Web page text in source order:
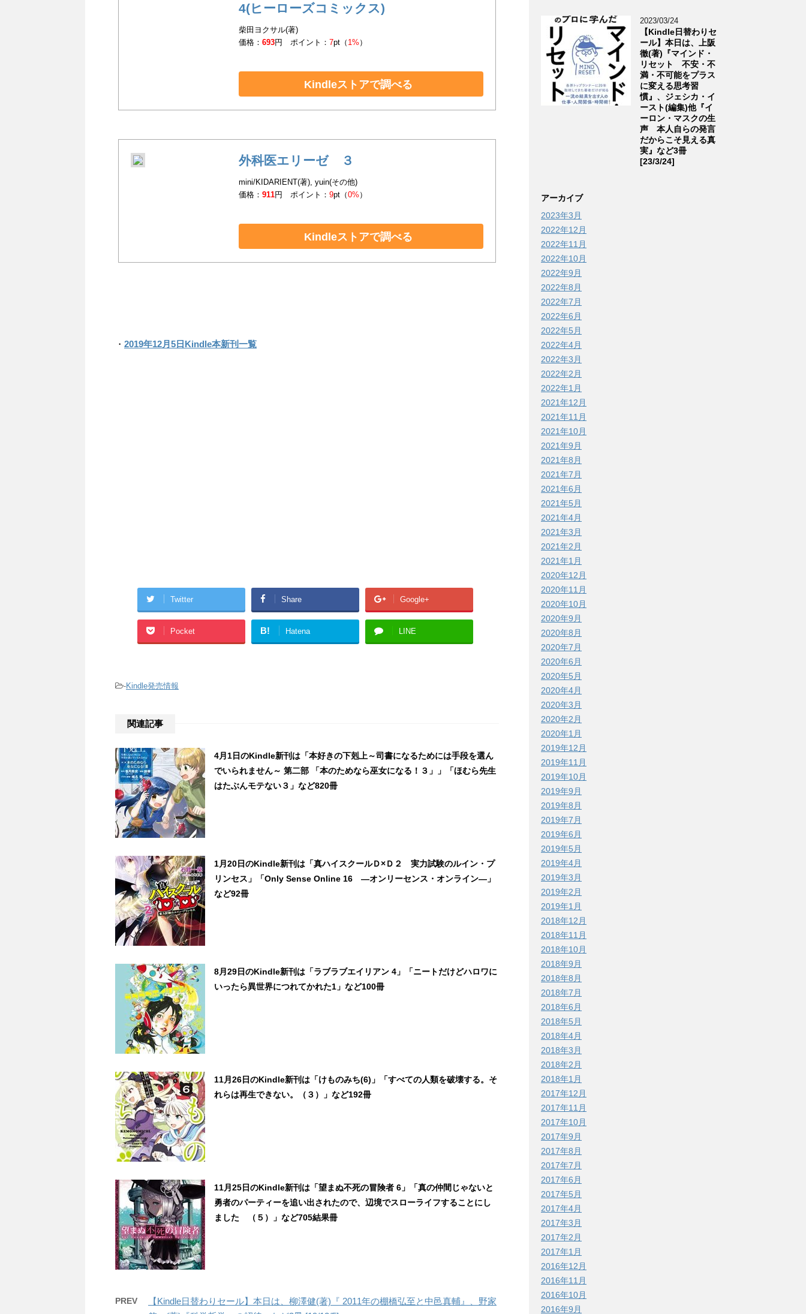
4(ヒーローズコミックス)
柴田ヨクサル(著)
価格：693円 ポイント：7pt（ 1% ）
Kindleストアで調べる
外科医エリーゼ ３
mini/KIDARIENT(著), yuin(その他)
価格：911円 ポイント：9pt（0% ）
Kindleストアで調べる
・ 2019年12月5日Kindle本新刊一覧
Twitter Share Google+
Pocket B! Hatena LINE
-Kindle発売情報
関連記事
4月1日のKindle新刊は「本好きの下剋上～司書になるためには手段を選ん
でいられません～ 第二部 「本のためなら巫女になる！３」」「ほむら先生
はたぶんモテない３」など820冊
1月20日のKindle新刊は「真ハイスクールＤ×Ｄ２ 実力試験のルイン・プ
リンセス」「Only Sense Online 16 ―オンリーセンス・オンライン―」
など92冊
8月29日のKindle新刊は「ラブラブエイリアン 4」「ニートだけどハロワに
いったら異世界につれてかれた1」など100冊
11月26日のKindle新刊は「けものみち(6)」「すべての人類を破壊する。そ
れらは再生できない。（３）」など192冊
11月25日のKindle新刊は「望まぬ不死の冒険者 6」「真の仲間じゃないと
勇者のパーティーを追い出されたので、辺境でスローライフすることにし
ました （５）」など705結果冊
PREV
【Kindle日替わりセール】本日は、柳澤健(著)『 2011年の棚橋弘至と中邑真輔』、野家
2023/03/24
【Kindle日替わりセ
ール】本日は、上阪
徹(著)『マインド・
リセット 不安・不
満・不可能をプラス
に変える思考習
慣』、ジェシカ・イ
ースト(編集)他『イ
ーロン・マスクの生
声 本人自らの発言
だからこそ見える真
実』など3冊
[23/3/24]
アーカイブ
2023年3月
2022年12月
2022年11月
2022年10月
2022年9月
2022年8月
2022年7月
2022年6月
2022年5月
2022年4月
2022年3月
2022年2月
2022年1月
2021年12月
2021年11月
2021年10月
2021年9月
2021年8月
2021年7月
2021年6月
2021年5月
2021年4月
2021年3月
2021年2月
2021年1月
2020年12月
2020年11月
2020年10月
2020年9月
2020年8月
2020年7月
2020年6月
2020年5月
2020年4月
2020年3月
2020年2月
2020年1月
2019年12月
2019年11月
2019年10月
2019年9月
2019年8月
2019年7月
2019年6月
2019年5月
2019年4月
2019年3月
2019年2月
2019年1月
2018年12月
2018年11月
2018年10月
2018年9月
2018年8月
2018年7月
2018年6月
2018年5月
2018年4月
2018年3月
2018年2月
2018年1月
2017年12月
2017年11月
2017年10月
2017年9月
2017年8月
2017年7月
2017年6月
2017年5月
2017年4月
2017年3月
2017年2月
2017年1月
2016年12月
2016年11月
2016年10月
2016年9月